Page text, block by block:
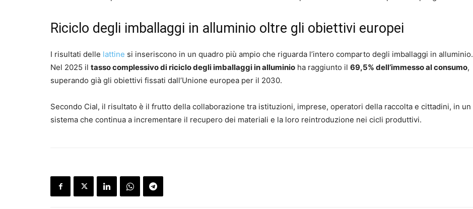
Riciclo degli imballaggi in alluminio oltre gli obiettivi europei
I risultati delle lattine si inseriscono in un quadro più ampio che riguarda l’intero comparto degli imballaggi in alluminio.
Nel 2025 il tasso complessivo di riciclo degli imballaggi in alluminio ha raggiunto il 69,5% dell’immesso al consumo,
superando già gli obiettivi fissati dall’Unione europea per il 2030.
Secondo Cial, il risultato è il frutto della collaborazione tra istituzioni, imprese, operatori della raccolta e cittadini, in un
sistema che continua a incrementare il recupero dei materiali e la loro reintroduzione nei cicli produttivi.